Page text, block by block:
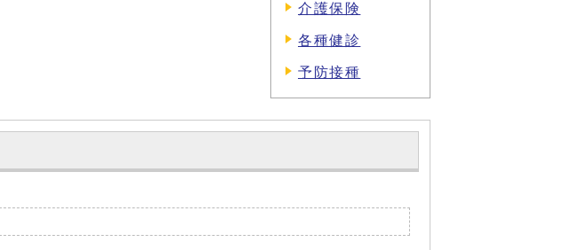
介護保険
各種健診
予防接種